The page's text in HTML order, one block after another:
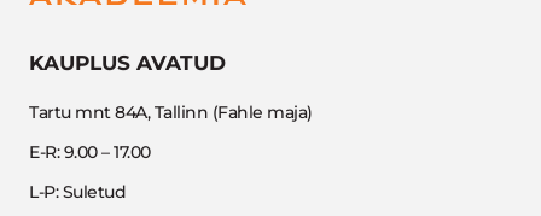
KAUPLUS AVATUD
Tartu mnt 84A, Tallinn (Fahle maja)
E-R: 9.00 – 17.00
L-P: Suletud